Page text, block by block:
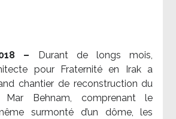
–
Durant de longs mois,
pour Fraternité en Irak a
chantier de reconstruction du
Mar Behnam, comprenant le
surmonté d’un dôme, les